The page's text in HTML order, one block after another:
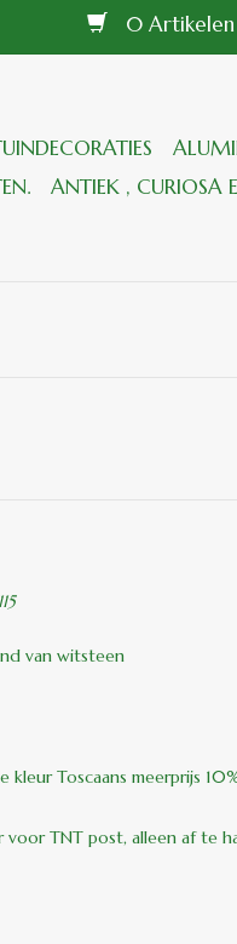
0
ANTIEK , CURIOSA
van witsteen
kleur Toscaans meerprijs
voor TNT post, alleen af te